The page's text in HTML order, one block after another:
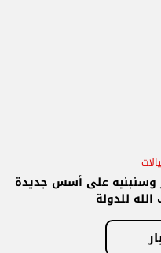
وسنبنيه على أسس جديدة
للدولة